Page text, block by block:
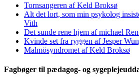
Tornsangeren af Keld Broksø
Alt det lort, som min psykolog
Vith
Det sunde rene hjem af michael
Kvinde set fra ryggen af Jesper
Malmösyndromet af Keld Broksø
Fagbøger til pædagog- og